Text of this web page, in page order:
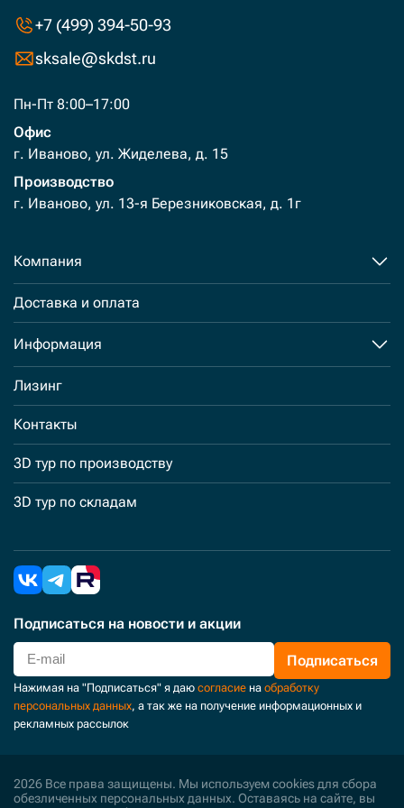
+7 (499) 394-50-93
sksale@skdst.ru
Пн-Пт 8:00–17:00
Офис
г. Иваново, ул. Жиделева, д. 15
Производство
г. Иваново, ул. 13-я Березниковская, д. 1г
Компания
Доставка и оплата
Информация
Лизинг
Контакты
3D тур по производству
3D тур по складам
Подписаться на новости и акции
Подписаться
Нажимая на "Подписаться" я даю согласие на обработку
персональных данных, а так же на получение информационных и
рекламных рассылок
2026 Все права защищены. Мы используем cookies для сбора
обезличенных персональных данных. Оставаясь на сайте, вы